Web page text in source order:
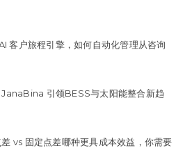
客户旅程引擎，如何自动化管理从咨询
引领BESS与太阳能整合新趋
vs 固定点差哪种更具成本效益，你需要